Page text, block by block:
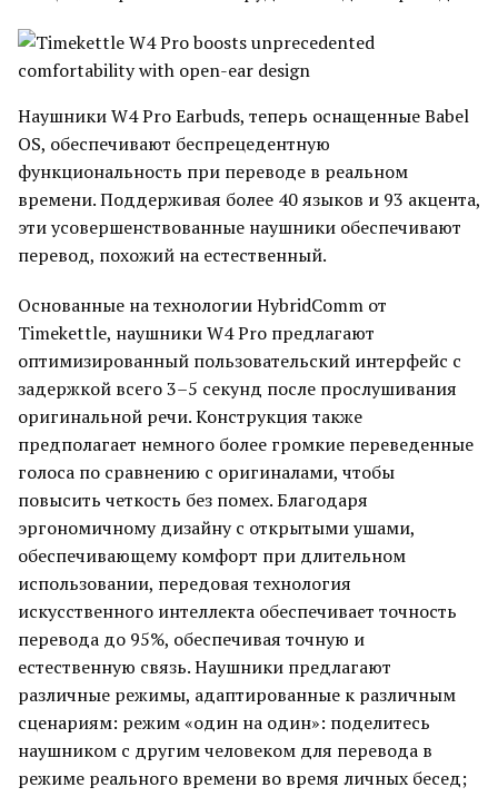
Наушники W4 Pro Earbuds, теперь оснащенные Babel
OS, обеспечивают беспрецедентную
функциональность при переводе в реальном
времени. Поддерживая более 40 языков и 93 акцента,
эти усовершенствованные наушники обеспечивают
перевод, похожий на естественный.
Основанные на технологии HybridComm от
Timekettle, наушники W4 Pro предлагают
оптимизированный пользовательский интерфейс с
задержкой всего 3–5 секунд после прослушивания
оригинальной речи. Конструкция также
предполагает немного более громкие переведенные
голоса по сравнению с оригиналами, чтобы
повысить четкость без помех. Благодаря
эргономичному дизайну с открытыми ушами,
обеспечивающему комфорт при длительном
использовании, передовая технология
искусственного интеллекта обеспечивает точность
перевода до 95%, обеспечивая точную и
естественную связь. Наушники предлагают
различные режимы, адаптированные к различным
сценариям: режим «один на один»: поделитесь
наушником с другим человеком для перевода в
режиме реального времени во время личных бесед;